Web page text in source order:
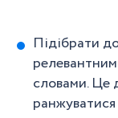
Підібрати
словами. Це